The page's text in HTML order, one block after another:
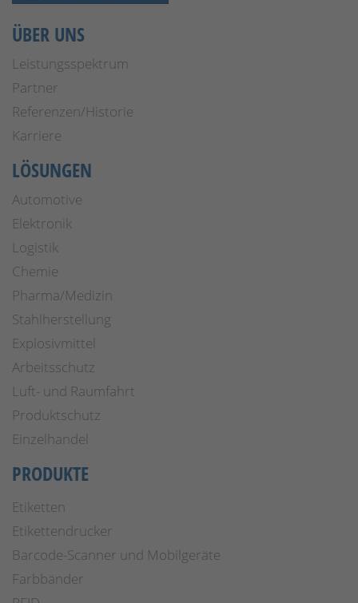
ÜBER UNS
Leistungsspektrum
Partner
Referenzen/Historie
Karriere
LÖSUNGEN
Automotive
Elektronik
Logistik
Chemie
Pharma/Medizin
Stahlherstellung
Explosivmittel
Arbeitsschutz
Luft- und Raumfahrt
Produktschutz
Einzelhandel
PRODUKTE
Etiketten
Etikettendrucker
Barcode-Scanner und Mobilgeräte
Farbbänder